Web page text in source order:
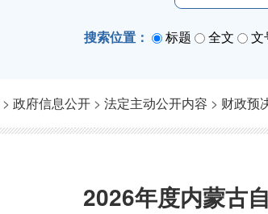
搜索位置： 标题 全文 文
> 政府信息公开 > 法定主动公开内容 > 财政预
2026年度内蒙古